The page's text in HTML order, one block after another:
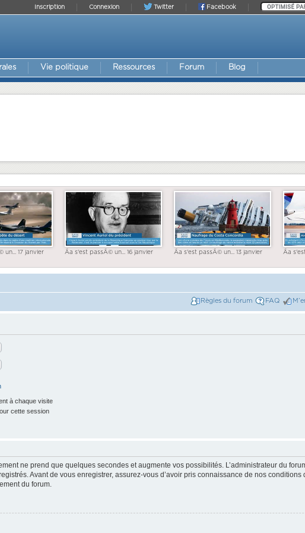
Facebook
Twitter
Connexion
Inscription
Vie politique Ressources Forum Blog
un... 17 janvier Ãa s'est passÃ© un... 16 janvier Ãa s'est passÃ© un... 13 janvier Ãa
Règles du forum FAQ
à chaque visite
cette session
ne prend que quelques secondes et augmente vos possibilités. L’administrateur du
Avant de vous enregistrer, assurez-vous d’avoir pris connaissance de nos conditions
du forum.